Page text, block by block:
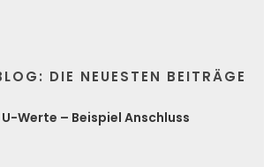
DIE NEUESTEN BEITRÄGE
Werte – Beispiel Anschluss